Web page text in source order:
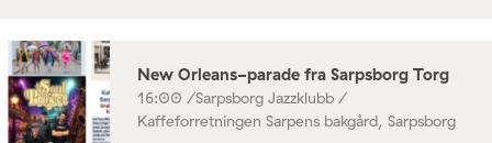
New Orleans-parade fra Sarpsborg Torg
16:00 /Sarpsborg Jazzklubb /
Kaffeforretningen Sarpens bakgård, Sarpsborg